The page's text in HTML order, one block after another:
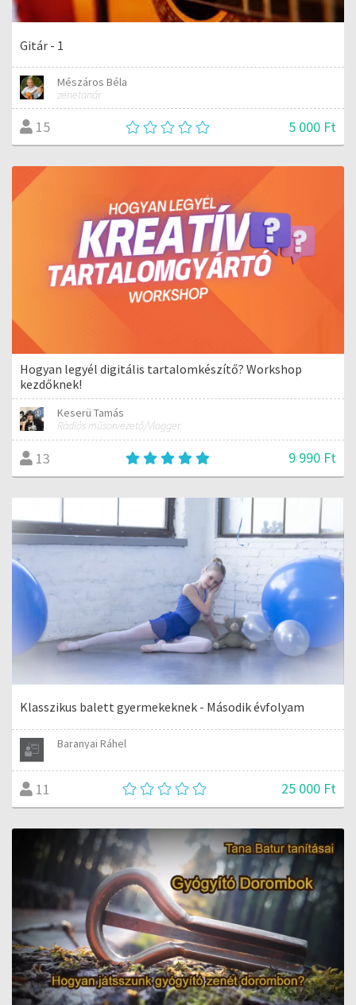
Gitár - 1
Mészáros Béla
zenetanár
15 5 000 Ft
Hogyan legyél digitális tartalomkészítő? Workshop
kezdőknek!
Keserü Tamás
Rádiós műsorvezető/Vlogger
13 9 990 Ft
Klasszikus balett gyermekeknek - Második évfolyam
Baranyai Ráhel
11 25 000 Ft